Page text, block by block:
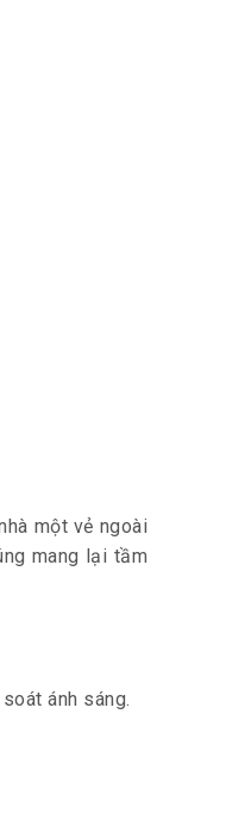
một vẻ ngoài
mang lại tầm
ánh sáng.